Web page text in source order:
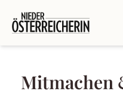
Mitmachen